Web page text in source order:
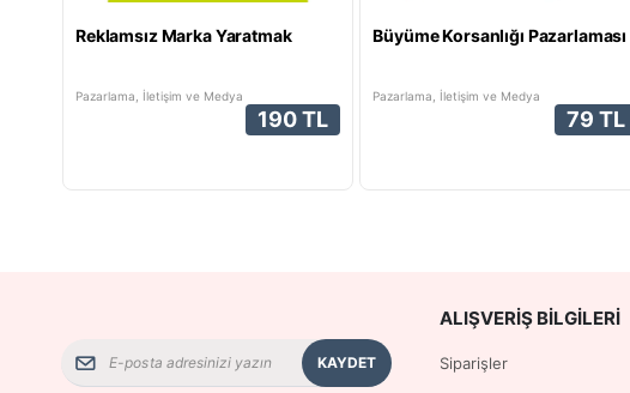
Reklamsız Marka Yaratmak
Pazarlama, İletişim ve Medya
190 TL
Büyüme Korsanlığı Pazarlaması
Pazarlama, İletişim ve Medya
79 TL
ALIŞVERIŞ BILGILERI
Siparişler
KAYDET